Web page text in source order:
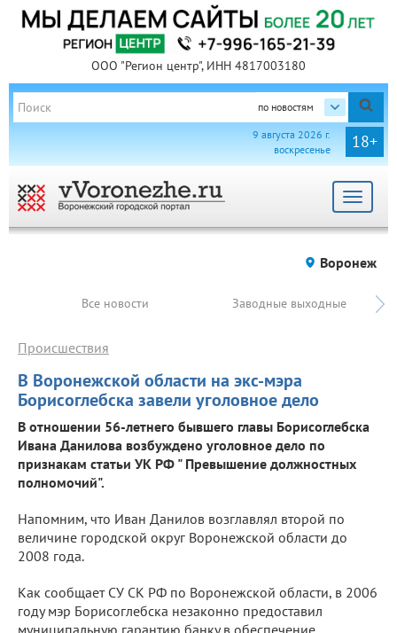
ООО "Регион центр", ИНН 4817003180
по новостям
18+
9 августа 2026 г.
воскресенье
Toggle
Воронеж
Все новости Заводные выходные
В Воронежской области на экс-мэра
Борисоглебска завели уголовное дело
Происшествия
В отношении 56-летнего бывшего главы Борисоглебска
Ивана Данилова возбуждено уголовное дело по
признакам статьи УК РФ " Превышение должностных
полномочий".
Напомним, что Иван Данилов возглавлял второй по
величине городской округ Воронежской области до
2008 года.
Как сообщает СУ СК РФ по Воронежской области, в 2006
году мэр Борисоглебска незаконно предоставил
муниципальную гарантию банку в обеспечение